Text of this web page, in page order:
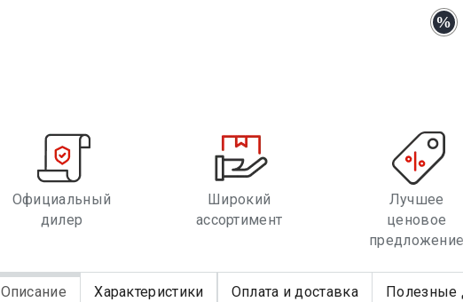
Официальный
дилер
Широкий
ассортимент
Лучшее
ценовое
предложение
Описание Характеристики Оплата и доставка Полезные